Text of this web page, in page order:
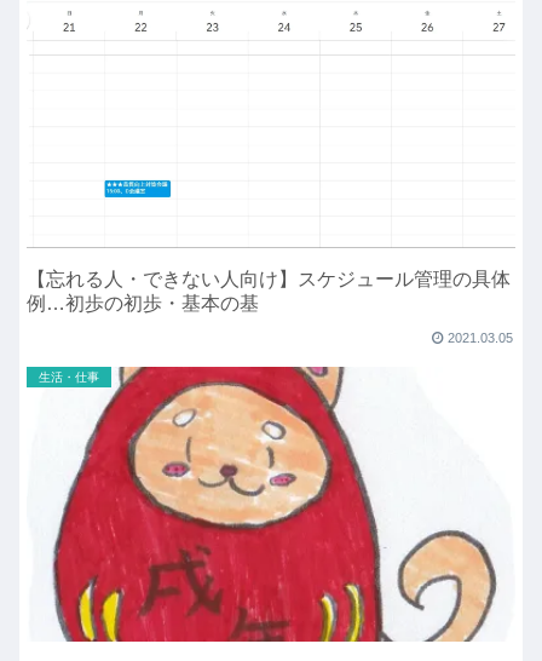
【忘れる人・できない人向け】スケジュール管理の具体
例…初歩の初歩・基本の基
2021.03.05
生活・仕事